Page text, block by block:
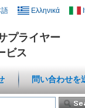
プライヤー
ビス
語 Ελληνικά
問い合わせを